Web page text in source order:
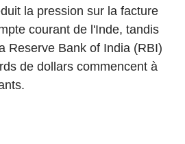
la pression sur la facture
courant de l'Inde, tandis
Reserve Bank of India (RBI)
de dollars commencent à